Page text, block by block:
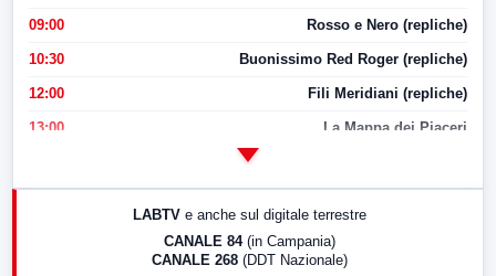
09:00 Rosso e Nero (repliche)
10:30 Buonissimo Red Roger (repliche)
12:00 Fili Meridiani (repliche)
13:00 La Mappa dei Piaceri
LABTV e anche sul digitale terrestre
CANALE 84 (in Campania)
CANALE 268 (DDT Nazionale)